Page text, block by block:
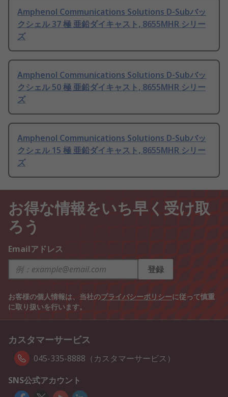
Amphenol Communications Solutions D-Subバッ
クシェル 37 極 亜鉛ダイキャスト, 8655MHR シリー
ズ
Amphenol Communications Solutions D-Subバッ
クシェル 50 極 亜鉛ダイキャスト, 8655MHR シリー
ズ
Amphenol Communications Solutions D-Subバッ
クシェル 15 極 亜鉛ダイキャスト, 8655MHR シリー
ズ
お得な情報をいち早く受け取
ろう
Emailアドレス
登録
お客様の個人情報は、当社のプライバシーポリシーに従って慎重
に取り扱いを行います。
カスタマーサービス
045-335-8888（カスタマーサービス）
SNS公式アカウント